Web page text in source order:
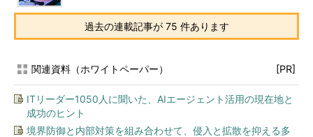
過去の連載記事が 75 件あります
関連資料（ホワイトペーパー） [PR]
ITリーダー1050人に聞いた、AIエージェント活用の現在地と
成功のヒント
境界防御と内部対策を組み合わせて、侵入と拡散を抑える多